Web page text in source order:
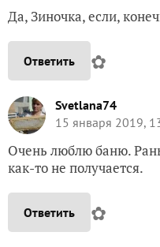
Да, Зиночка, если,
Ответить ✿
Svetlana74
15 января 2019,
Очень люблю баню.
как-то не получается.
Ответить ✿